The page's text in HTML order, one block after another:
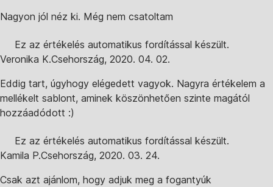
Nagyon jól néz ki. Még nem csatoltam
Ez az értékelés automatikus fordítással készült.
Veronika K.Csehország, 2020. 04. 02.
Eddig tart, úgyhogy elégedett vagyok. Nagyra értékelem a
mellékelt sablont, aminek köszönhetően szinte magától
hozzáadódott :)
Ez az értékelés automatikus fordítással készült.
Kamila P.Csehország, 2020. 03. 24.
Csak azt ajánlom, hogy adjuk meg a fogantyúk